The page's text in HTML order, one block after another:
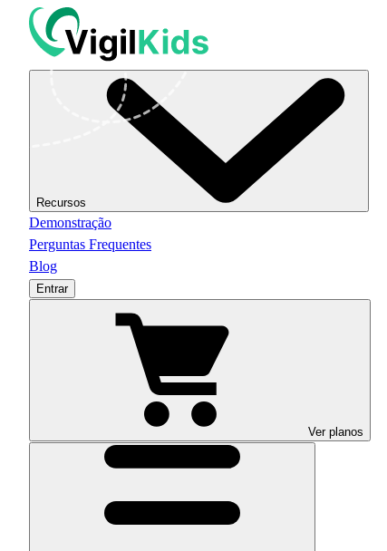
Recursos
Demonstração
Perguntas Frequentes
Blog
Entrar
Ver planos